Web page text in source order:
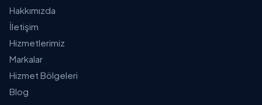
Hakkımızda
İletişim
Hizmetlerimiz
Markalar
Hizmet Bölgeleri
Blog